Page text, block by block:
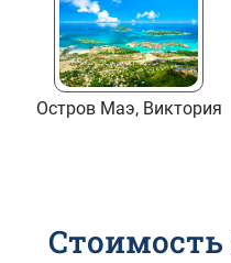
Остров Маэ, Виктория